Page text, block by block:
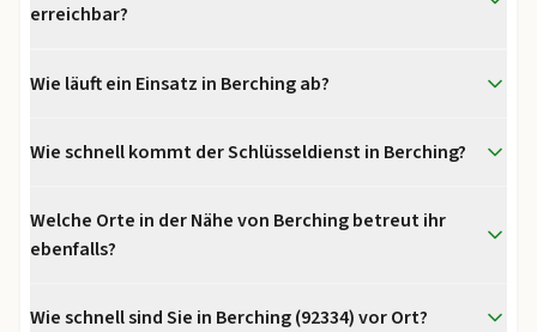
erreichbar?
Wie läuft ein Einsatz in Berching ab?
Wie schnell kommt der Schlüsseldienst in Berching?
Welche Orte in der Nähe von Berching betreut ihr
ebenfalls?
Wie schnell sind Sie in Berching (92334) vor Ort?